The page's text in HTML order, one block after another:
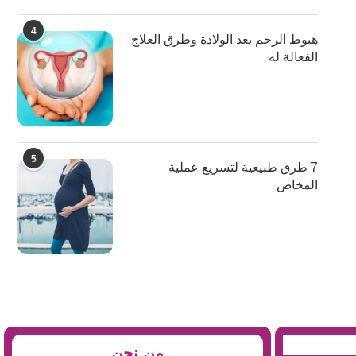
4
هبوط الرحم بعد الولادة وطرق العلاج
الفعالة له
5
7 طرق طبيعية لتسريع عملية
المخاض
من نحن